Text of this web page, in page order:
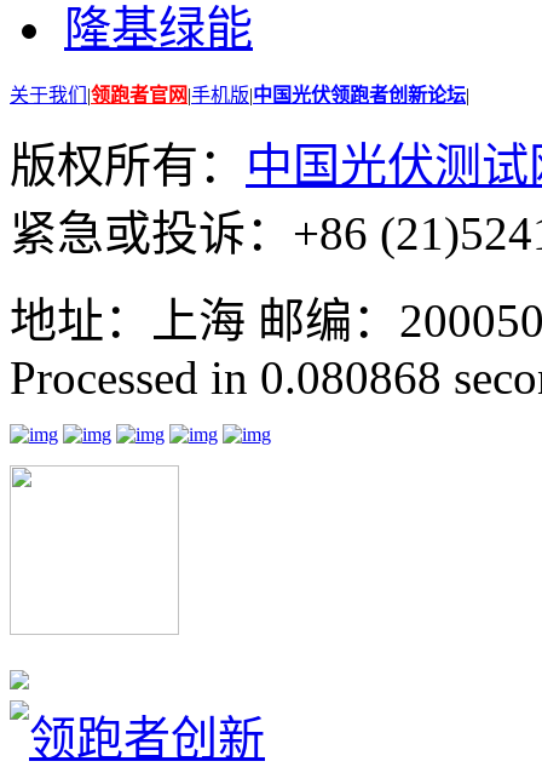
隆基绿能
关于我们 |领跑者官网|手机版|中国光伏领跑者创新论坛|
版权所有： 中国光伏测试
紧急或投诉：+86
地址：上海 邮编：
Processed in 0.080868